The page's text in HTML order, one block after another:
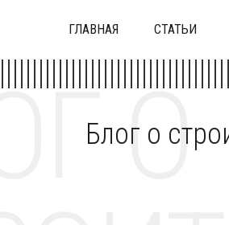
ГЛАВНАЯ СТАТЬИ
Блог о
О